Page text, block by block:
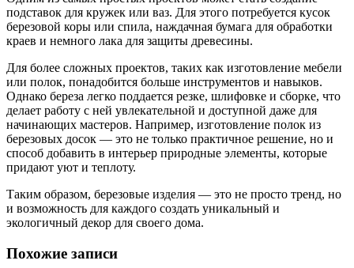
подставок для кружек или ваз. Для этого потребуется кусок
березовой коры или спила, наждачная бумага для обработки
краев и немного лака для защиты древесины.
Для более сложных проектов, таких как изготовление мебели
или полок, понадобится больше инструментов и навыков.
Однако береза легко поддается резке, шлифовке и сборке, что
делает работу с ней увлекательной и доступной даже для
начинающих мастеров. Например, изготовление полок из
березовых досок — это не только практичное решение, но и
способ добавить в интерьер природные элементы, которые
придают уют и теплоту.
Таким образом, березовые изделия — это не просто тренд, но
и возможность для каждого создать уникальный и
экологичный декор для своего дома.
Похожие записи